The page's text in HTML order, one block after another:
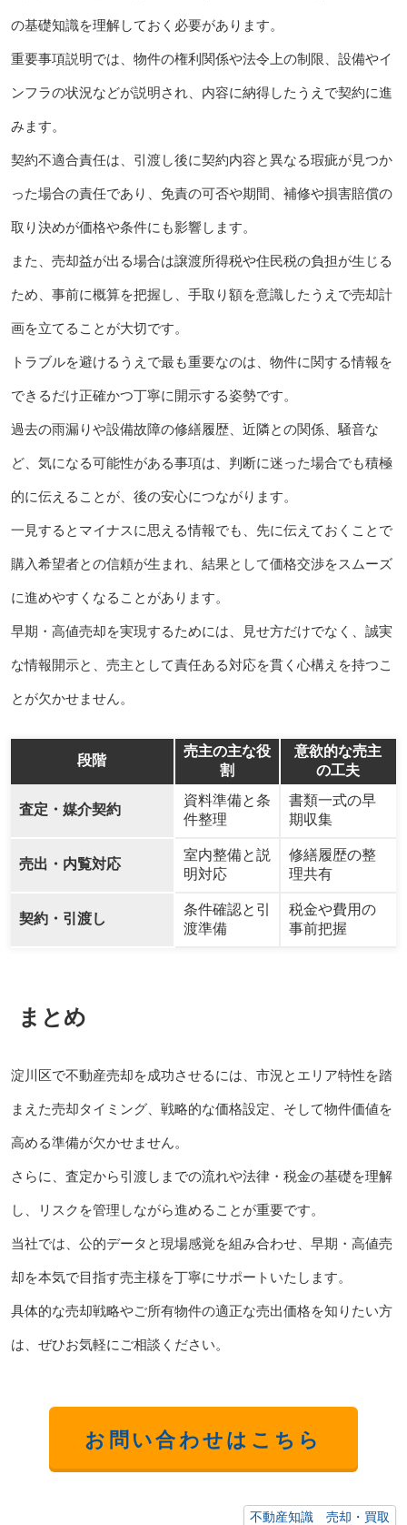
の基礎知識を理解しておく必要があります。
重要事項説明では、物件の権利関係や法令上の制限、設備やイ
ンフラの状況などが説明され、内容に納得したうえで契約に進
みます。
契約不適合責任は、引渡し後に契約内容と異なる瑕疵が見つか
った場合の責任であり、免責の可否や期間、補修や損害賠償の
取り決めが価格や条件にも影響します。
また、売却益が出る場合は譲渡所得税や住民税の負担が生じる
ため、事前に概算を把握し、手取り額を意識したうえで売却計
画を立てることが大切です。
トラブルを避けるうえで最も重要なのは、物件に関する情報を
できるだけ正確かつ丁寧に開示する姿勢です。
過去の雨漏りや設備故障の修繕履歴、近隣との関係、騒音な
ど、気になる可能性がある事項は、判断に迷った場合でも積極
的に伝えることが、後の安心につながります。
一見するとマイナスに思える情報でも、先に伝えておくことで
購入希望者との信頼が生まれ、結果として価格交渉をスムーズ
に進めやすくなることがあります。
早期・高値売却を実現するためには、見せ方だけでなく、誠実
な情報開示と、売主として責任ある対応を貫く心構えを持つこ
とが欠かせません。
段階
売主の主な役
割
意欲的な売主
の工夫
査定・媒介契約
資料準備と条
件整理
書類一式の早
期収集
売出・内覧対応
室内整備と説
明対応
修繕履歴の整
理共有
契約・引渡し
条件確認と引
渡準備
税金や費用の
事前把握
まとめ
淀川区で不動産売却を成功させるには、市況とエリア特性を踏
まえた売却タイミング、戦略的な価格設定、そして物件価値を
高める準備が欠かせません。
さらに、査定から引渡しまでの流れや法律・税金の基礎を理解
し、リスクを管理しながら進めることが重要です。
当社では、公的データと現場感覚を組み合わせ、早期・高値売
却を本気で目指す売主様を丁寧にサポートいたします。
具体的な売却戦略やご所有物件の適正な売出価格を知りたい方
は、ぜひお気軽にご相談ください。
お問い合わせはこちら
不動産知識 売却・買取